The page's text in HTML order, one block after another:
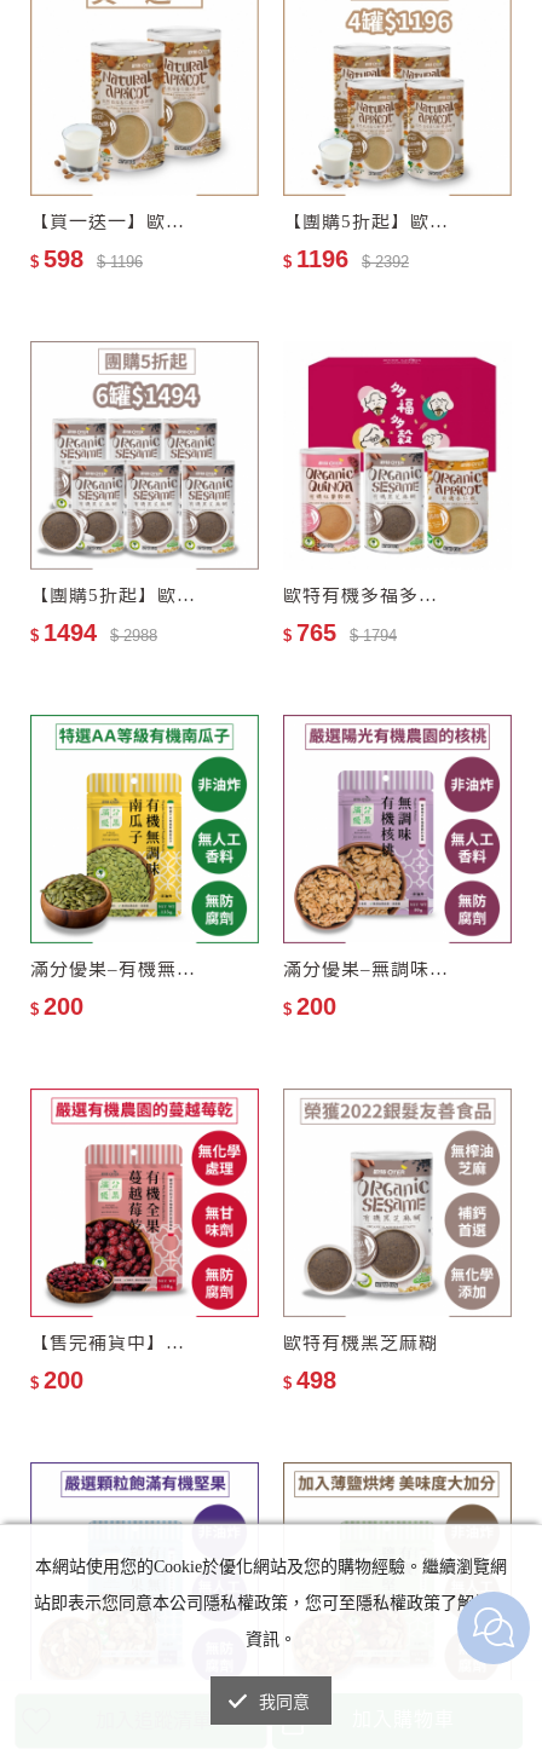
加入追蹤清單
【買一送一】歐特自然栽培杏仁飲–零添加糖
$ 598 $ 1196
【團購5折起】歐特自然栽培杏仁飲–零添加糖4罐
$ 1196 $ 2392
【團購5折起】歐特有機黑芝麻糊6罐
$ 1494 $ 2988
歐特有機多福多穀禮盒(任選3入)
$ 765 $ 1794
滿分優果–有機無調味南瓜子
$ 200
滿分優果–無調味有機核桃
$ 200
【售完補貨中】滿分優果–有機全果蔓越莓乾
$ 200
歐特有機黑芝麻糊
$ 498
本網站使用您的Cookie於優化網站及您的購物經驗。繼續瀏覽網
站即表示您同意本公司隱私權政策，您可至隱私權政策了解詳細
資訊。
我同意